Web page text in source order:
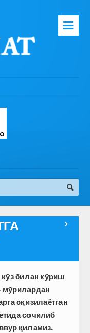
☰

билан кўриш
мўрилардан
оқизилаётган
сочилиб
қиламиз.